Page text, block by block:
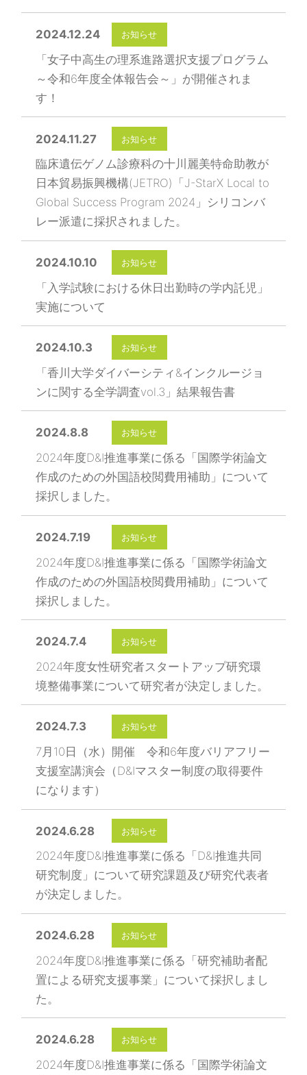
2024.12.24 お知らせ
「女子中高生の理系進路選択支援プログラム
～令和6年度全体報告会～」が開催されま
す！
2024.11.27 お知らせ
臨床遺伝ゲノム診療科の十川麗美特命助教が
日本貿易振興機構(JETRO)「J-StarX Local to
Global Success Program 2024」シリコンバ
レー派遣に採択されました。
2024.10.10 お知らせ
「入学試験における休日出勤時の学内託児」
実施について
2024.10.3 お知らせ
「香川大学ダイバーシティ&インクルージョ
ンに関する全学調査vol.3」結果報告書
2024.8.8 お知らせ
2024年度D&I推進事業に係る「国際学術論文
作成のための外国語校閲費用補助」について
採択しました。
2024.7.19 お知らせ
2024年度D&I推進事業に係る「国際学術論文
作成のための外国語校閲費用補助」について
採択しました。
2024.7.4 お知らせ
2024年度女性研究者スタートアップ研究環
境整備事業について研究者が決定しました。
2024.7.3 お知らせ
7月10日（水）開催 令和6年度バリアフリー
支援室講演会（D&Iマスター制度の取得要件
になります）
2024.6.28 お知らせ
2024年度D&I推進事業に係る「D&I推進共同
研究制度」について研究課題及び研究代表者
が決定しました。
2024.6.28 お知らせ
2024年度D&I推進事業に係る「研究補助者配
置による研究支援事業」について採択しまし
た。
2024.6.28 お知らせ
2024年度D&I推進事業に係る「国際学術論文